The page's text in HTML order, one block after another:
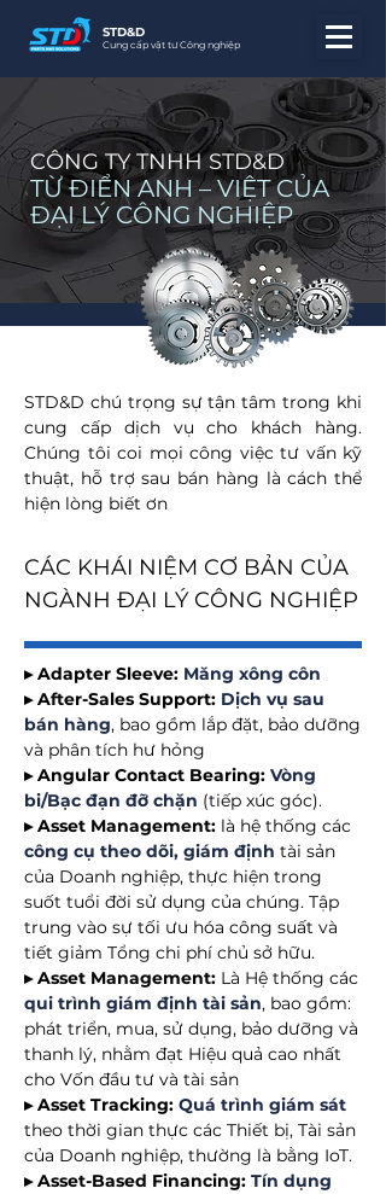
STD&D
Cung cấp vật tư Công nghiệp
CÔNG TY TNHH STD&D
TỪ ĐIỂN ANH – VIỆT CỦA
ĐẠI LÝ CÔNG NGHIỆP
STD&D chú trọng sự tận tâm trong khi
cung cấp dịch vụ cho khách hàng.
Chúng tôi coi mọi công việc tư vấn kỹ
thuật, hỗ trợ sau bán hàng là cách thể
hiện lòng biết ơn
CÁC KHÁI NIỆM CƠ BẢN CỦA
NGÀNH ĐẠI LÝ CÔNG NGHIỆP
▸ Adapter Sleeve: Măng xông côn
▸ After-Sales Support: Dịch vụ sau
bán hàng, bao gồm lắp đặt, bảo dưỡng
và phân tích hư hỏng
▸ Angular Contact Bearing: Vòng
bi/Bạc đạn đỡ chặn (tiếp xúc góc).
▸ Asset Management: là hệ thống các
công cụ theo dõi, giám định tài sản
của Doanh nghiệp, thực hiện trong
suốt tuổi đời sử dụng của chúng. Tập
trung vào sự tối ưu hóa công suất và
tiết giảm Tổng chi phí chủ sở hữu.
▸ Asset Management: Là Hệ thống các
qui trình giám định tài sản, bao gồm:
phát triển, mua, sử dụng, bảo dưỡng và
thanh lý, nhằm đạt Hiệu quả cao nhất
cho Vốn đầu tư và tài sản
▸ Asset Tracking: Quá trình giám sát
theo thời gian thực các Thiết bị, Tài sản
của Doanh nghiệp, thường là bằng IoT.
▸ Asset-Based Financing: Tín dụng